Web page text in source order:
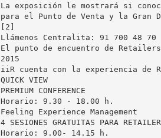
La exposición le mostrará si
para el Punto de Venta y la Gran
[2]
Llámenos Centralita: 91 700 48 70
El punto de encuentro de Retailers
2015
iiR cuenta con la experiencia de
QUICK VIEW
PREMIUM CONFERENCE
Horario: 9.30 - 18.00 h.
Feeling Experience Management
4 SESIONES GRATUITAS PARA
Horario: 9.00- 14.15 h.